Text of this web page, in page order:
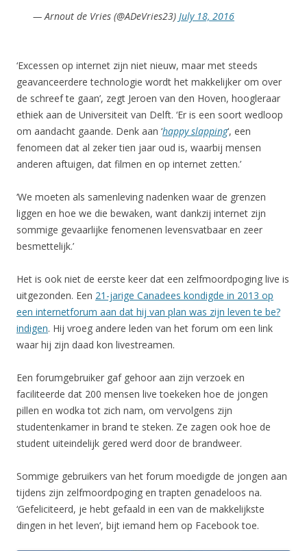
— Arnout de Vries (@ADeVries23) July 18, 2016
‘Excessen op internet zijn niet nieuw, maar met steeds
geavanceerdere technologie wordt het makkelijker om over
de schreef te gaan’, zegt Jeroen van den Hoven, hoogleraar
ethiek aan de Universiteit van Delft. ‘Er is een soort wedloop
om aandacht gaande. Denk aan ‘happy slapping‘, een
fenomeen dat al zeker tien jaar oud is, waarbij mensen
anderen aftuigen, dat filmen en op internet zetten.’
‘We moeten als samenleving nadenken waar de grenzen
liggen en hoe we die bewaken, want dankzij internet zijn
sommige gevaarlijke fenomenen levensvatbaar en zeer
besmettelijk.’
Het is ook niet de eerste keer dat een zelfmoordpoging live is
uitgezonden. Een 21-jarige Canadees kondigde in 2013 op
een internetforum aan dat hij van plan was zijn leven te be?
indigen. Hij vroeg andere leden van het forum om een link
waar hij zijn daad kon livestreamen.
Een forumgebruiker gaf gehoor aan zijn verzoek en
faciliteerde dat 200 mensen live toekeken hoe de jongen
pillen en wodka tot zich nam, om vervolgens zijn
studentenkamer in brand te steken. Ze zagen ook hoe de
student uiteindelijk gered werd door de brandweer.
Sommige gebruikers van het forum moedigde de jongen aan
tijdens zijn zelfmoordpoging en trapten genadeloos na.
‘Gefeliciteerd, je hebt gefaald in een van de makkelijkste
dingen in het leven’, bijt iemand hem op Facebook toe.